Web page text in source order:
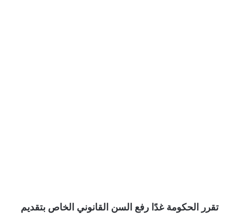
تقرر الحكومة غدًا رفع السن القانوني الخاص بتقديم